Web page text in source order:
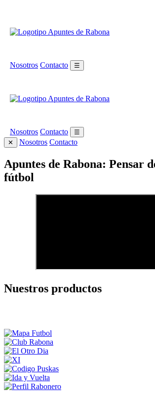
Nosotros Contacto ☰
Nosotros Contacto
☰
✕
Nosotros Contacto
Apuntes de Rabona: Pensar
fútbol
Nuestros productos